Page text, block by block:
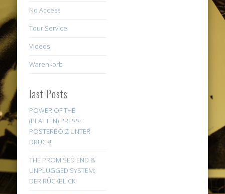
No Access
Tour Service
Videos
Warenkorb
last Posts
POWER OF THE
(PLATTEN) PRESS:
POSTERBOIZ UNTER
DRUCK!
THE PROMISED END &
UNPLUGGED SYSTEM:
DER RÜCKBLICK!